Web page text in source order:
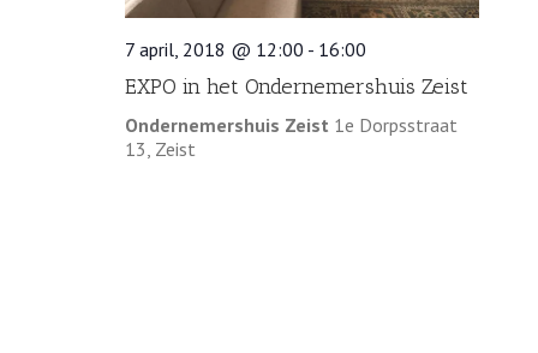
7 april, 2018 @ 12:00 - 16:00
EXPO in het Ondernemershuis Zeist
Ondernemershuis Zeist 1e Dorpsstraat
13, Zeist